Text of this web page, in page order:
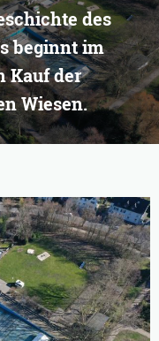
des
beginnt im
Kauf der
Wiesen.